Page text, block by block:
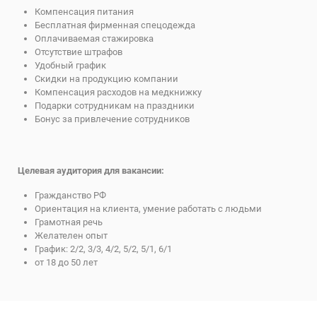
Компенсация питания
Бесплатная фирменная спецодежда
Оплачиваемая стажировка
Отсутствие штрафов
Удобный график
Скидки на продукцию компании
Компенсация расходов на медкнижку
Подарки сотрудникам на праздники
Бонус за привлечение сотрудников
Целевая аудитория для вакансии:
Гражданство РФ
Ориентация на клиента, умение работать с людьми
Грамотная речь
Желателен опыт
График: 2/2, 3/3, 4/2, 5/2, 5/1, 6/1
от 18 до 50 лет